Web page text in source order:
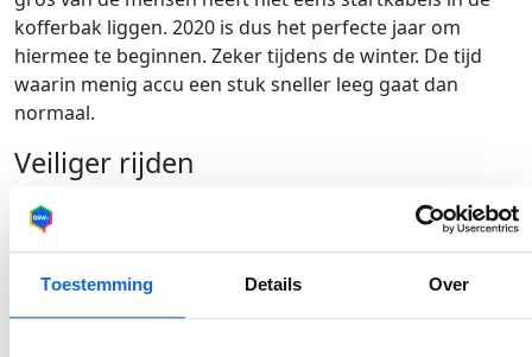
Toestemming Details Over
kofferbak liggen. 2020 is dus het perfecte jaar om
hiermee te beginnen. Zeker tijdens de winter. De tijd
waarin menig accu een stuk sneller leeg gaat dan
normaal.
Veiliger rijden
Dit is denk ik wel het goede auto-voornemen nummer
een. Veiliger autorijden. We maken ons nog allemaal te
vaak schuldig aan (kleine) verkeersovertredingen die in
de eerste instantie ongevaarlijk lijken, maar dikwijls de
veroorzaker zijn van ernstige auto-ongelukken. Dus we